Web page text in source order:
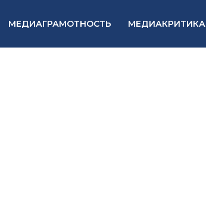
МЕДИАГРАМОТНОСТЬ МЕДИАКРИТИКА